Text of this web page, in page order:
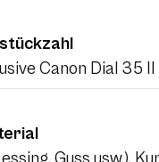
Canon Dial 35 II